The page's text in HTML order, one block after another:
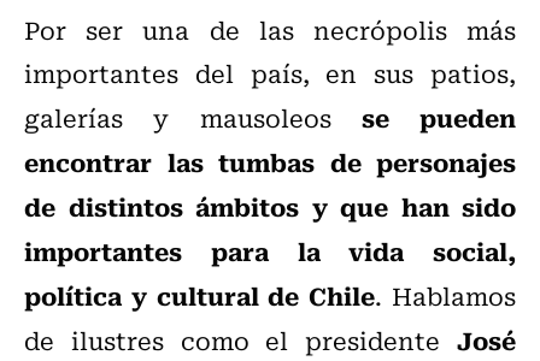
Por ser una de las necrópolis más
importantes del país, en sus patios,
galerías y mausoleos se pueden
encontrar las tumbas de personajes
de distintos ámbitos y que han sido
importantes para la vida social,
política y cultural de Chile. Hablamos
de ilustres como el presidente José